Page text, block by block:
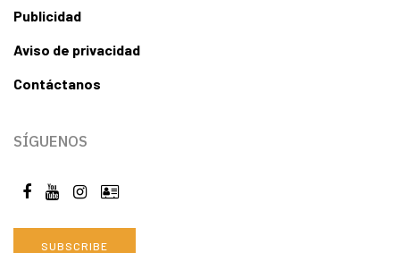
Publicidad
Aviso de privacidad
Contáctanos
SÍGUENOS
SUBSCRIBE